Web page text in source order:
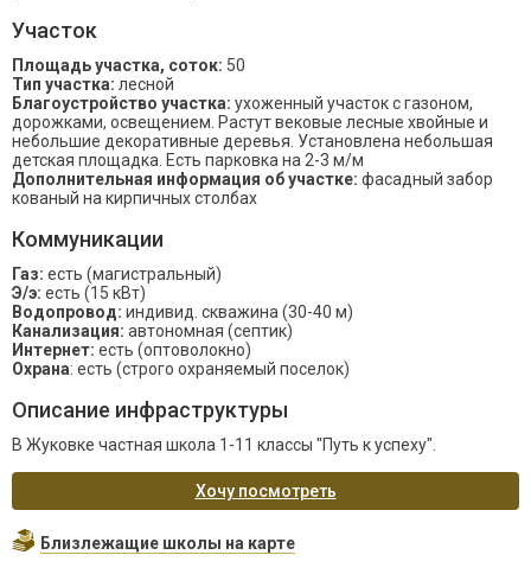
Участок
Площадь участка, соток: 50
Тип участка: лесной
Благоустройство участка: ухоженный участок с газоном,
дорожками, освещением. Растут вековые лесные хвойные и
небольшие декоративные деревья. Установлена небольшая
детская площадка. Есть парковка на 2-3 м/м
Дополнительная информация об участке: фасадный забор
кованый на кирпичных столбах
Коммуникации
Газ: есть (магистральный)
Э/э: есть (15 кВт)
Водопровод: индивид. скважина (30-40 м)
Канализация: автономная (септик)
Интернет: есть (оптоволокно)
Охрана: есть (строго охраняемый поселок)
Описание инфраструктуры
В Жуковке частная школа 1-11 классы "Путь к успеху".
Хочу посмотреть
Близлежащие школы на карте